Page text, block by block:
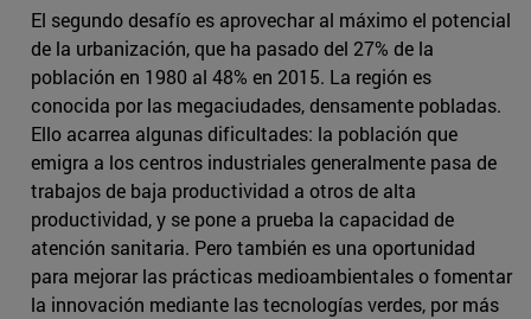
El segundo desafío es aprovechar al máximo el potencial
de la urbanización, que ha pasado del 27% de la
población en 1980 al 48% en 2015. La región es
conocida por las megaciudades, densamente pobladas.
Ello acarrea algunas dificultades: la población que
emigra a los centros industriales generalmente pasa de
trabajos de baja productividad a otros de alta
productividad, y se pone a prueba la capacidad de
atención sanitaria. Pero también es una oportunidad
para mejorar las prácticas medioambientales o fomentar
la innovación mediante las tecnologías verdes, por más